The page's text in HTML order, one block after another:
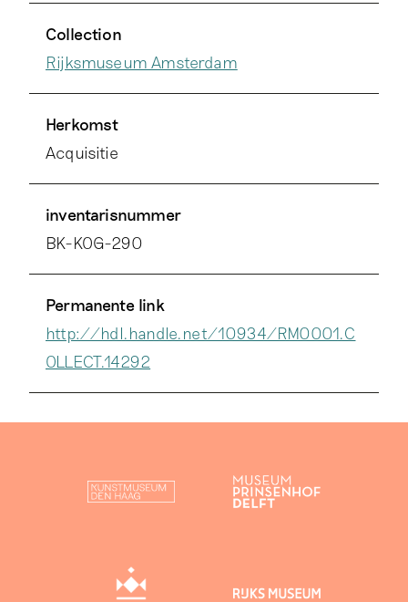
Collection
Rijksmuseum Amsterdam
Herkomst
Acquisitie
inventarisnummer
BK-KOG-290
Permanente link
http://hdl.handle.net/10934/RM0001.C
OLLECT.14292